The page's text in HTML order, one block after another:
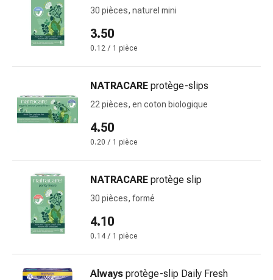
Pansements
adhésifs
Traitement
plaies
Sprays
pour
fermeture
plaies
adhésifs
Pommade
30 pièces, naturel mini
3.50
0.12 / 1 pièce
NATRACARE protège-slips
22 pièces, en coton biologique
4.50
0.20 / 1 pièce
NATRACARE protège slip
30 pièces, formé
4.10
0.14 / 1 pièce
Always protège-slip Daily Fresh